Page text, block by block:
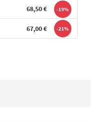
68,50 € -19%
67,00 € -21%